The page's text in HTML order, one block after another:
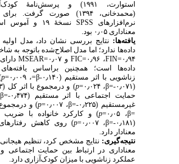
استوارت، ۱۹۹۱) و پرسش‌نامهٔ
(محمدخانی، ۱۳۹۴) صورت گرفت.
نرم‌افزارهای SPSS
نسخهٔ ۱۹ و
معناداری ۰٫۰۵ بود.
یافته‌ها:نتایج بررسی نشان داد، مدل اولیه
داده‌ها ندارد؛ اما مدل اصلاح‌شده باتوجه به
۰٫۹۴= N
FI، ۰٫۹۶= C
FIو ۰٫۰۷= R
MSEAدارای
داده‌ها است؛ همچنین براساس
زناشویی با اثر مستقیم (۰٫۱۴۰-
β
=، ۰٫۰۰۹= p
)
β، ۰٫۰۲۴= p) و درمجموع با اثر کل (۰٫۲۱۳-=
حمایت اجتماعی با اثر مستقیم (۰٫۴۷۴-=
β،
غیرمستقیم (۰٫۲۲۵-=
β، ۰٫۰۰۷= p
β، ۰٫۰۵= p) و کارکرد خانواده با ضریب
β، ۰٫۰۰۷= p) روی کاهش رفتارهای
معنا‌دار دارد.
نتیجه‌گیری:نتایج مشخص کرد، تنظیم هیجانی
معناداری در ارتباط بین حمایت اجتماعی و
عملکرد زناشویی با میزان کودک‌آزاری دارد.